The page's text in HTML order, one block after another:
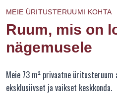
MEIE ÜRITUSTERUUMI KOHTA
Ruum, mis on
nägemusele
Meie 73 m² privaatne üritusteruum
eksklusiivset ja vaikset keskkonda.